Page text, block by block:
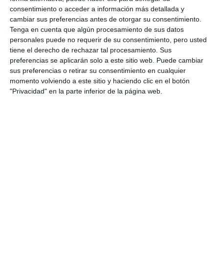
consentimiento o acceder a información más detallada y
cambiar sus preferencias antes de otorgar su consentimiento.
Tenga en cuenta que algún procesamiento de sus datos
personales puede no requerir de su consentimiento, pero usted
tiene el derecho de rechazar tal procesamiento. Sus
preferencias se aplicarán solo a este sitio web. Puede cambiar
sus preferencias o retirar su consentimiento en cualquier
momento volviendo a este sitio y haciendo clic en el botón
"Privacidad" en la parte inferior de la página web.